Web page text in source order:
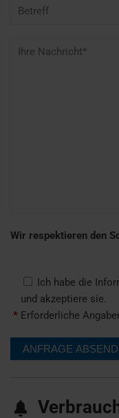
Wir respektieren den
Ich habe die
und akzeptiere sie.
* Erforderliche